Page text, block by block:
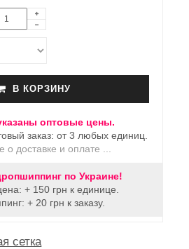
В КОРЗИНУ
оптовые цены.
заказ: от 3 любых единиц.
о доставке и оплате ...
по Украине!
+ 150 грн к единице.
+ 20 грн к заказу.
сетка